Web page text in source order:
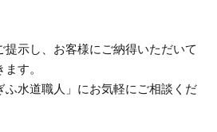
示し、お客様にご納得いただいて
す。
ふ水道職人」にお気軽にご相談くだ